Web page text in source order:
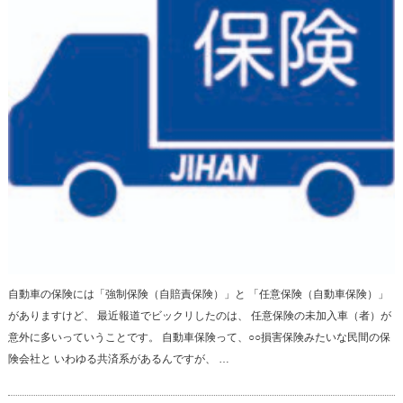
自動車の保険には「強制保険（自賠責保険）」と 「任意保険（自動車保険）」
がありますけど、 最近報道でビックリしたのは、 任意保険の未加入車（者）が
意外に多いっていうことです。 自動車保険って、○○損害保険みたいな民間の保
険会社と いわゆる共済系があるんですが、 …